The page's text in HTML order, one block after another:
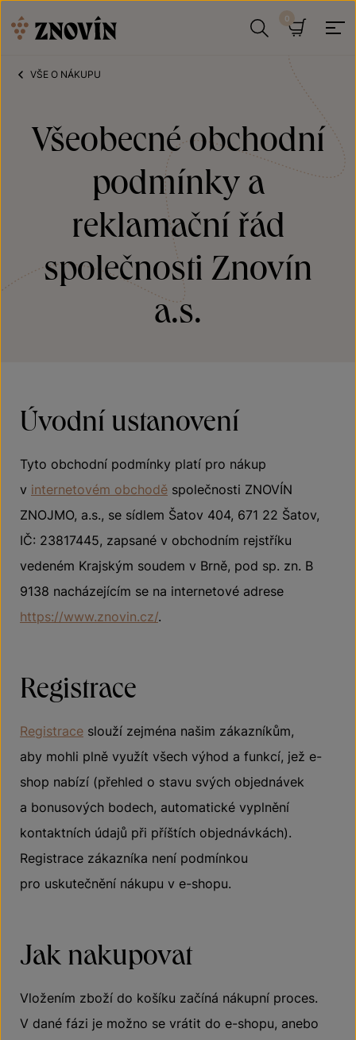
Hledat
VŠE O NÁKUPU
Všeobecné obchodní
podmínky a
reklamační řád
společnosti Znovín
a.s.
Úvodní ustanovení
Tyto obchodní podmínky platí pro nákup
v internetovém obchodě společnosti ZNOVÍN
ZNOJMO, a.s., se sídlem Šatov 404, 671 22 Šatov,
IČ: 23817445, zapsané v obchodním rejstříku
vedeném Krajským soudem v Brně, pod sp. zn. B
9138 nacházejícím se na internetové adrese
https://www.znovin.cz/.
Registrace
Registrace slouží zejména našim zákazníkům,
aby mohli plně využít všech výhod a funkcí, jež e-
shop nabízí (přehled o stavu svých objednávek
a bonusových bodech, automatické vyplnění
kontaktních údajů při příštích objednávkách).
Registrace zákazníka není podmínkou
pro uskutečnění nákupu v e-shopu.
Jak nakupovat
Vložením zboží do košíku začíná nákupní proces.
V dané fázi je možno se vrátit do e-shopu, anebo